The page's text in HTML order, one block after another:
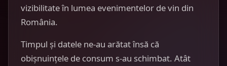
vizibilitate în lumea evenimentelor de vin din
România.
Timpul și datele ne-au arătat însă că
obișnuințele de consum s-au schimbat. Atât